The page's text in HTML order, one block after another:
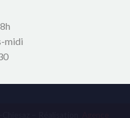
midi